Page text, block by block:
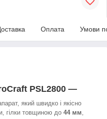
Оплата Умови
PSL2800 —
який швидко і якісно
гілки товщиною до 44 мм